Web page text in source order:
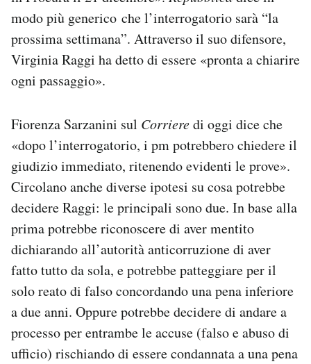
modo più generico che l’interrogatorio sarà “la
prossima settimana”. Attraverso il suo difensore,
Virginia Raggi ha detto di essere «pronta a chiarire
ogni passaggio».
Fiorenza Sarzanini sul Corrieredi oggi dice che
«dopo l’interrogatorio, i pm potrebbero chiedere il
giudizio immediato, ritenendo evidenti le prove».
Circolano anche diverse ipotesi su cosa potrebbe
decidere Raggi: le principali sono due. In base alla
prima potrebbe riconoscere di aver mentito
dichiarando all’autorità anticorruzione di aver
fatto tutto da sola, e potrebbe patteggiare per il
solo reato di falso concordando una pena inferiore
a due anni. Oppure potrebbe decidere di andare a
processo per entrambe le accuse (falso e abuso di
ufficio) rischiando di essere condannata a una pena